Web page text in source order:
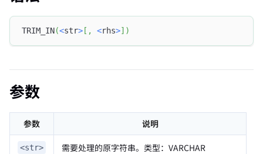
TRIM_IN(<str> [ , <rhs>] )
参数
参数 说明
<str> 需要处理的原字符串。类型：VARCHAR